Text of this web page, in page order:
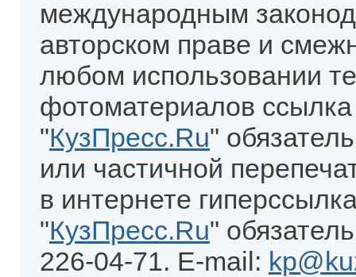
международным
авторском праве и
любом использовании
фотоматериалов
"КузПресс.Ru"
или частичной
в интернете
"КузПресс.Ru"
226-04-71. E-mail: